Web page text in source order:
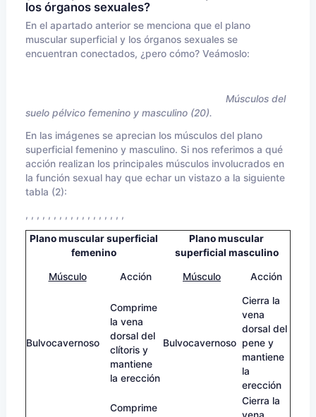
los órganos sexuales?
En el apartado anterior se menciona que el plano
muscular superficial y los órganos sexuales se
encuentran conectados, ¿pero cómo? Veámoslo:
Músculos del
suelo pélvico femenino y masculino (20).
En las imágenes se aprecian los músculos del plano
superficial femenino y masculino. Si nos referimos a qué
acción realizan los principales músculos involucrados en
la función sexual hay que echar un vistazo a la siguiente
tabla (2):
, , , , , , , , , , , , , , , , , ,
Plano muscular superficial
femenino
Plano muscular
superficial masculino
Músculo Acción Músculo Acción
Bulvocavernoso
Comprime
la vena
dorsal del
clítoris y
mantiene
la erección
Bulvocavernoso
Cierra la
vena
dorsal del
pene y
mantiene
la
erección
Comprime
Cierra la